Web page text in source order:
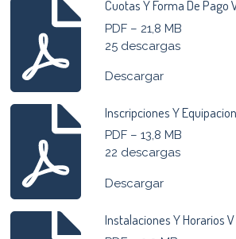
Cuotas Y Forma De Pago
PDF – 21,8 MB
25 descargas
Descargar
Inscripciones Y
PDF – 13,8 MB
22 descargas
Descargar
Instalaciones Y Horarios